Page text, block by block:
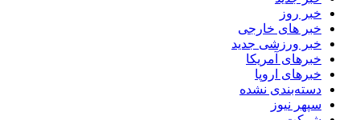
خبر روز
خبر های خارجی
خبر ورزشی جدید
خبرهای آمریکا
خبرهای اروپا
دسته‌بندی نشده
سپهر نیوز